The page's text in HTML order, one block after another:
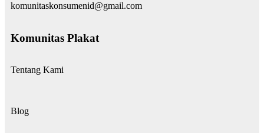
komunitaskonsumenid@gmail.com
Komunitas Plakat
Tentang Kami
Blog